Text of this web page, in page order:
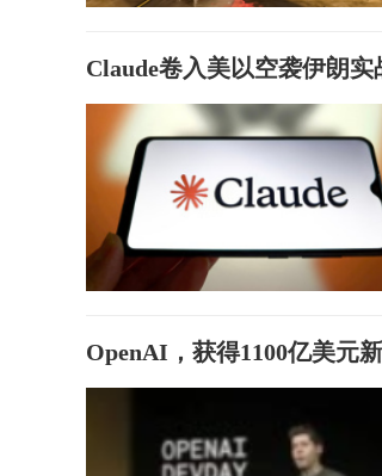
Claude卷入美以空袭伊朗
OpenAI，获得1100亿美元